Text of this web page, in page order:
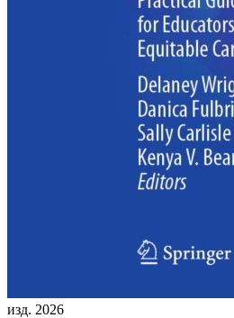
изд. 2026